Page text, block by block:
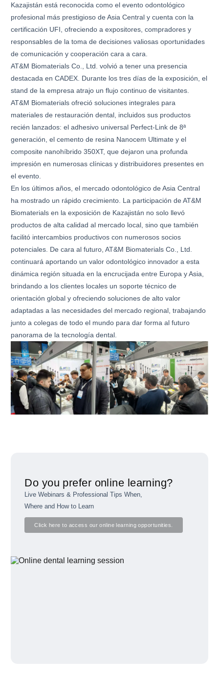
Kazajistán está reconocida como el evento odontológico
profesional más prestigioso de Asia Central y cuenta con la
certificación UFI, ofreciendo a expositores, compradores y
responsables de la toma de decisiones valiosas oportunidades
de comunicación y cooperación cara a cara.
AT&M Biomaterials Co., Ltd. volvió a tener una presencia
destacada en CADEX. Durante los tres días de la exposición, el
stand de la empresa atrajo un flujo continuo de visitantes.
AT&M Biomaterials ofreció soluciones integrales para
materiales de restauración dental, incluidos sus productos
recién lanzados: el adhesivo universal Perfect-Link de 8ª
generación, el cemento de resina Nanocem Ultimate y el
composite nanohíbrido 350XT, que dejaron una profunda
impresión en numerosas clínicas y distribuidores presentes en
el evento.
En los últimos años, el mercado odontológico de Asia Central
ha mostrado un rápido crecimiento. La participación de AT&M
Biomaterials en la exposición de Kazajistán no solo llevó
productos de alta calidad al mercado local, sino que también
facilitó intercambios productivos con numerosos socios
potenciales. De cara al futuro, AT&M Biomaterials Co., Ltd.
continuará aportando un valor odontológico innovador a esta
dinámica región situada en la encrucijada entre Europa y Asia,
brindando a los clientes locales un soporte técnico de
orientación global y ofreciendo soluciones de alto valor
adaptadas a las necesidades del mercado regional, trabajando
junto a colegas de todo el mundo para dar forma al futuro
panorama de la tecnología dental.
Do you prefer online learning?
Live Webinars & Professional Tips When,
Where and How to Learn
Click here to access our online learning opportunities.